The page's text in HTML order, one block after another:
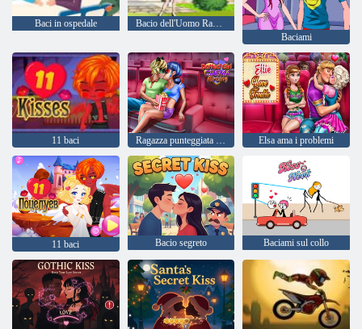
Baci in ospedale
Bacio dell'Uomo Ragno
Baciami
11 baci Ragazza punteggiata Cinema Flirtare Elsa ama i problemi
11 baci Bacio segreto Baciami sul collo